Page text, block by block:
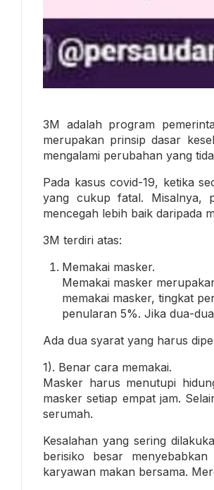
3M adalah program
merupakan prinsip dasar
mengalami perubahan yang
Pada kasus covid-19, ketika
yang cukup fatal. Misalnya,
mencegah lebih baik daripada
3M terdiri atas:
Memakai masker.
Memakai masker
memakai masker, tingkat
penularan 5%. Jika dua-
Ada dua syarat yang harus
1). Benar cara memakai.
Masker harus menutupi
masker setiap empat jam.
serumah.
Kesalahan yang sering
berisiko besar
karyawan makan bersama.